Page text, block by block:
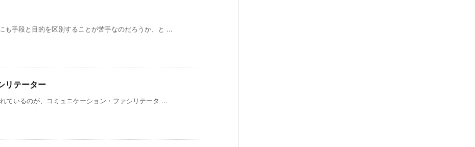
も手段と目的を区別することが苦手なのだろうか、と ...
リテーター
ているのが、コミュニケーション・ファシリテータ ...